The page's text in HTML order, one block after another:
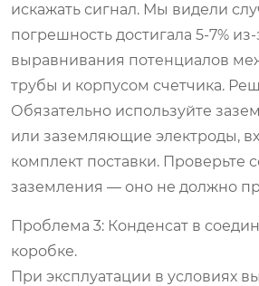
искажать сигнал. Мы видели
погрешность достигала 5-7% из-
выравнивания потенциалов
трубы и корпусом счетчика.
Обязательно используйте
или заземляющие электроды,
комплект поставки. Проверьте
заземления — оно не должно
Проблема 3: Конденсат в
коробке.
При эксплуатации в условиях